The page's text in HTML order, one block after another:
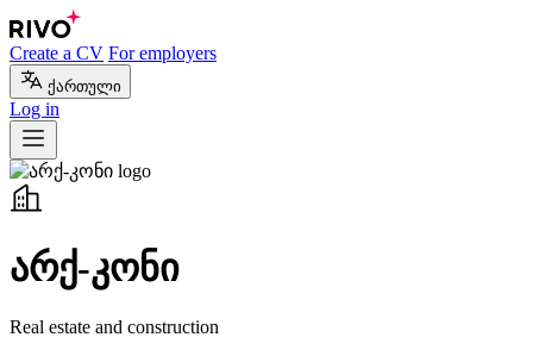
Create a CV For employers
ქართული
Log in
არქ-კონი
Real estate and construction